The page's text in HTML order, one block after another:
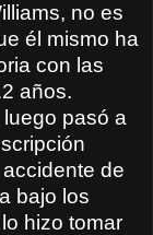
no es
él mismo ha
con las
años.
pasó a
de
bajo los
hizo tomar